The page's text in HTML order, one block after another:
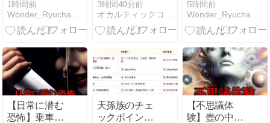
イントに対す
る反証につい
て
1時間前
Wonder_Ryuchanの大人の日記
犯人
3時間40分前
オカルティックコネクト
のデモは、墓
穴掘る活動
5時間前
Wonder_Ryuchanの大人の日記
【日常に潜む
恐怖】乗車率
天孫族のチェ
ックポイント
【不思議体
験】壺の中に